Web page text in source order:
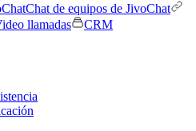
Chat de equipos de JivoChat
llamadas
CRM